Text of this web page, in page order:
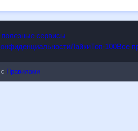
полезные сервисы
сПравилами